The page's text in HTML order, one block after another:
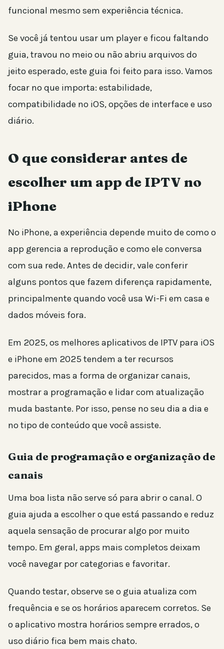
funcional mesmo sem experiência técnica.
Se você já tentou usar um player e ficou faltando
guia, travou no meio ou não abriu arquivos do
jeito esperado, este guia foi feito para isso. Vamos
focar no que importa: estabilidade,
compatibilidade no iOS, opções de interface e uso
diário.
O que considerar antes de
escolher um app de IPTV no
iPhone
No iPhone, a experiência depende muito de como o
app gerencia a reprodução e como ele conversa
com sua rede. Antes de decidir, vale conferir
alguns pontos que fazem diferença rapidamente,
principalmente quando você usa Wi-Fi em casa e
dados móveis fora.
Em 2025, os melhores aplicativos de IPTV para iOS
e iPhone em 2025 tendem a ter recursos
parecidos, mas a forma de organizar canais,
mostrar a programação e lidar com atualização
muda bastante. Por isso, pense no seu dia a dia e
no tipo de conteúdo que você assiste.
Guia de programação e organização de
canais
Uma boa lista não serve só para abrir o canal. O
guia ajuda a escolher o que está passando e reduz
aquela sensação de procurar algo por muito
tempo. Em geral, apps mais completos deixam
você navegar por categorias e favoritar.
Quando testar, observe se o guia atualiza com
frequência e se os horários aparecem corretos. Se
o aplicativo mostra horários sempre errados, o
uso diário fica bem mais chato.